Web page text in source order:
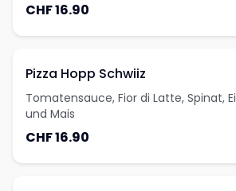
CHF 16.90
Pizza Hopp Schwiiz
Tomatensauce, Fior di Latte, Spinat, Ei
und Mais
CHF 16.90